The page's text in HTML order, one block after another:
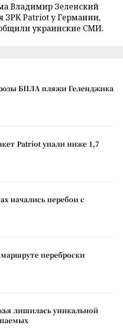
Владимир Зеленский
ЗРК Patriot у Германии,
украинские СМИ.
БПЛА пляжи Геленджика
Patriot упали ниже 1,7
начались перебои с
переброски
лишилась уникальной